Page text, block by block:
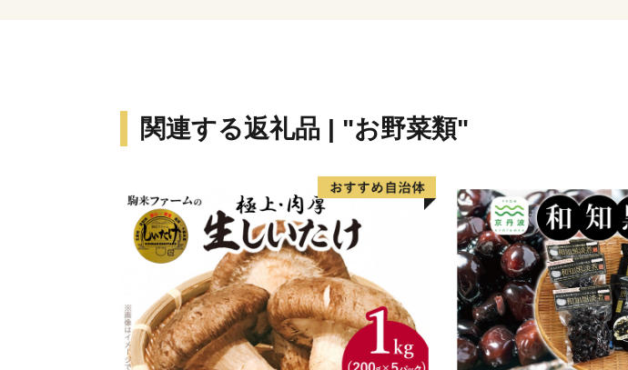
関連する返礼品 | "お野菜類"